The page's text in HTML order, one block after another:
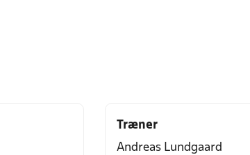
Træner
Andreas Lundgaard